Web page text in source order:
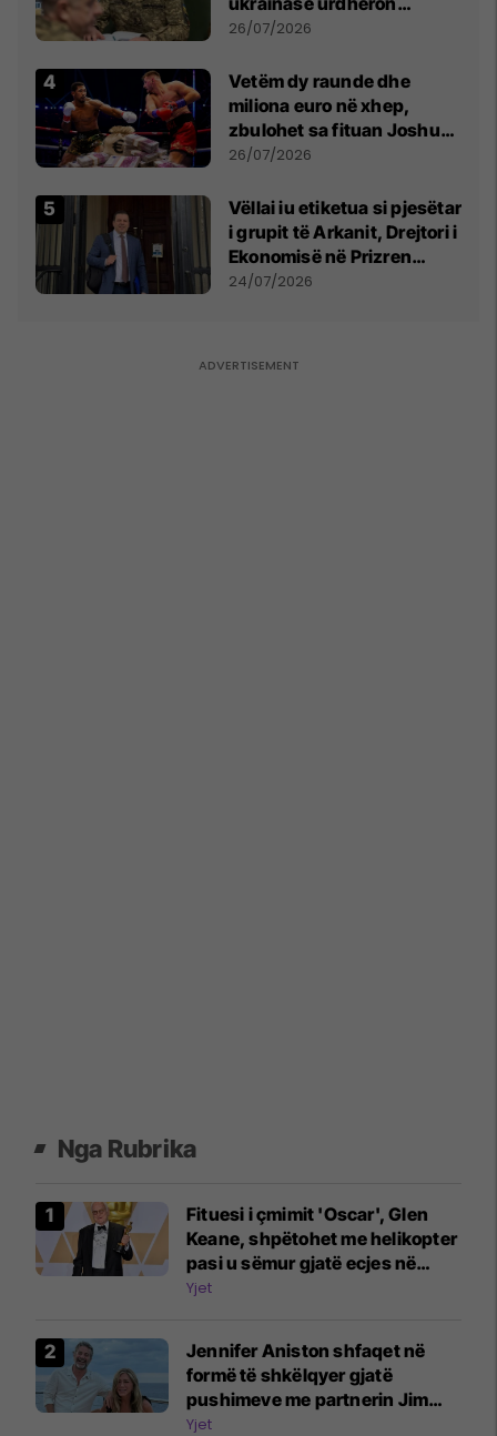
kontroll të madh
26/07/2026
Vetëm dy raunde dhe
miliona euro në xhep,
zbulohet sa fituan Joshua
e Prenga
26/07/2026
Vëllai iu etiketua si pjesëtar
i grupit të Arkanit, Drejtori i
Ekonomisë në Prizren
mohon pretendimet
24/07/2026
Nga Rubrika
Fituesi i çmimit 'Oscar', Glen
Keane, shpëtohet me helikopter
pasi u sëmur gjatë ecjes në
natyrë: Ishte si një teh thike
Yjet
Jennifer Aniston shfaqet në
formë të shkëlqyer gjatë
pushimeve me partnerin Jim
Curtis
Yjet